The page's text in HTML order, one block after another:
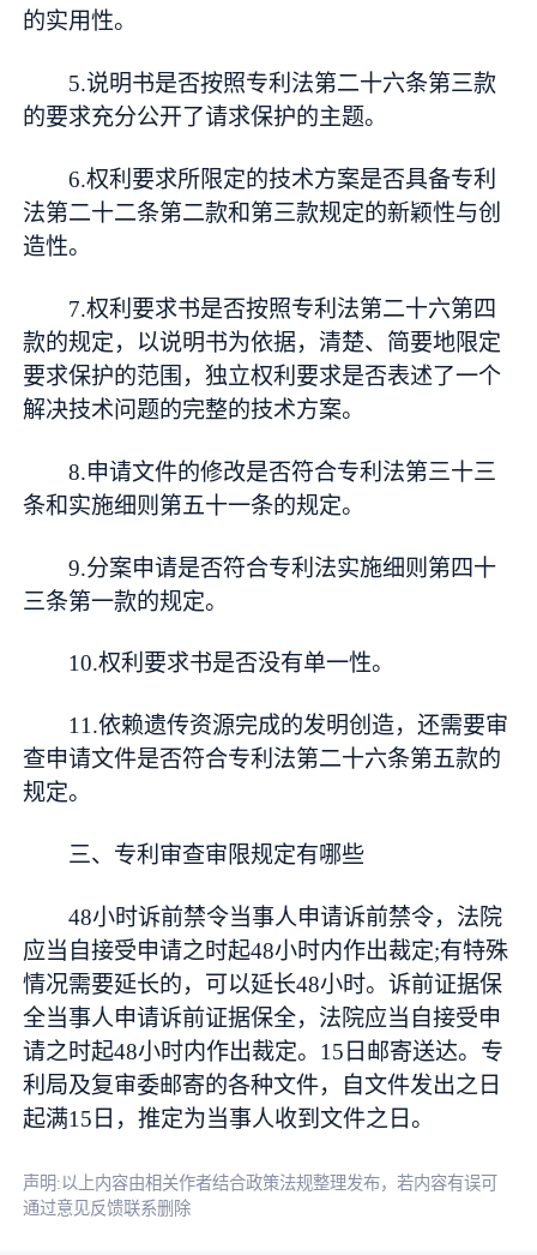
的实用性。
5.说明书是否按照专利法第二十六条第三款
的要求充分公开了请求保护的主题。
6.权利要求所限定的技术方案是否具备专利
法第二十二条第二款和第三款规定的新颖性与创
造性。
7.权利要求书是否按照专利法第二十六第四
款的规定，以说明书为依据，清楚、简要地限定
要求保护的范围，独立权利要求是否表述了一个
解决技术问题的完整的技术方案。
8.申请文件的修改是否符合专利法第三十三
条和实施细则第五十一条的规定。
9.分案申请是否符合专利法实施细则第四十
三条第一款的规定。
10.权利要求书是否没有单一性。
11.依赖遗传资源完成的发明创造，还需要审
查申请文件是否符合专利法第二十六条第五款的
规定。
三、专利审查审限规定有哪些
48小时诉前禁令当事人申请诉前禁令，法院
应当自接受申请之时起48小时内作出裁定;有特殊
情况需要延长的，可以延长48小时。诉前证据保
全当事人申请诉前证据保全，法院应当自接受申
请之时起48小时内作出裁定。15日邮寄送达。专
利局及复审委邮寄的各种文件，自文件发出之日
起满15日，推定为当事人收到文件之日。
声明:以上内容由相关作者结合政策法规整理发布，若内容有误可
通过意见反馈联系删除